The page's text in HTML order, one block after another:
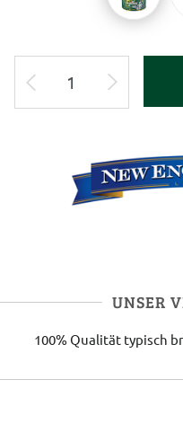
UNSER
100% Qualität typisch